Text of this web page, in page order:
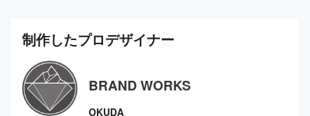
制作したプロデザイナー
BRAND WORKS
OKUDA